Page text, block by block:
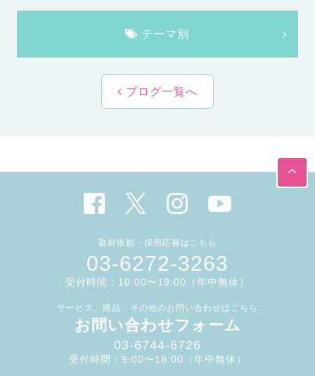
テーマ別
ブログ一覧へ
取材依頼・採用応募はこちら
03-6272-3263
受付時間：10:00〜19:00（年中無休）
サービス、商品、その他のお問い合わせはこちら
お問い合わせフォーム
03-6744-6726
受付時間：9:00〜18:00（年中無休）